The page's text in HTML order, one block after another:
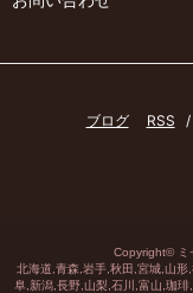
ブログ RSS /
Copyright©
北海道,青森,岩手,秋田,宮城,山
阜, 新潟 ,長野,山梨,石川, 富山 珈琲